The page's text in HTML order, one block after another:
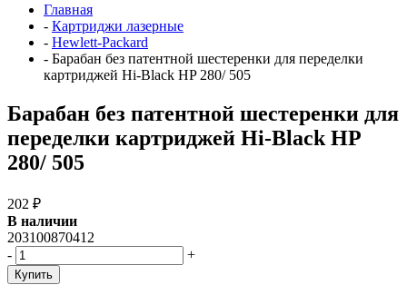
Главная
- Картриджи лазерные
- Hewlett-Packard
- Барабан без патентной шестеренки для переделки
картриджей Hi-Black HP 280/ 505
Барабан без патентной шестеренки для
переделки картриджей Hi-Black HP
280/ 505
202 ₽
В наличии
203100870412
-
+